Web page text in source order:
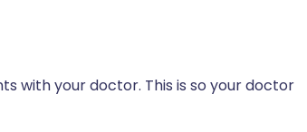
with your doctor. This is so your doctor